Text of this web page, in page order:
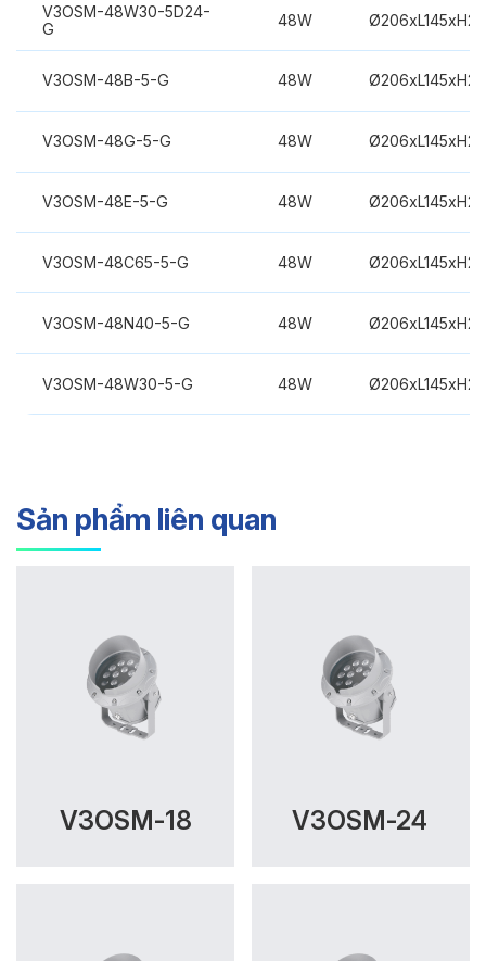
V3OSM-48W30-5D24-
G
48W
V3OSM-48B-5-G 48W
V3OSM-48G-5-G 48W
V3OSM-48E-5-G 48W
V3OSM-48C65-5-G 48W
V3OSM-48N40-5-G 48W
V3OSM-48W30-5-G 48W
Sản phẩm liên quan
V3OSM-18 V3OSM-24